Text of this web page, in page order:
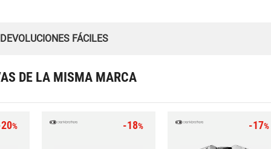
FÁCILES
DE LA MISMA MARCA
% -18% -17%